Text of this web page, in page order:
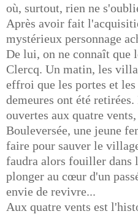
où, surtout, rien ne
Après avoir fait
mystérieux personnage
De lui, on ne connaît que
Clercq. Un matin, les
effroi que les portes et les
demeures ont été
ouvertes aux quatre
Bouleversée, une jeune
faire pour sauver le
faudra alors fouiller dans
plonger au cœur d'un
envie de revivre...
Aux quatre vents est